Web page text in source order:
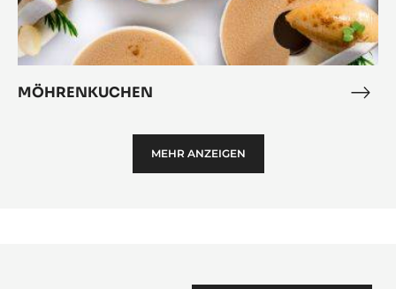
MÖHRENKUCHEN
MEHR ANZEIGEN